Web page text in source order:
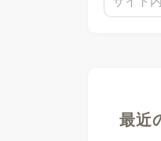
最近